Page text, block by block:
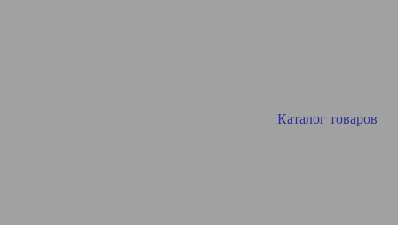
Каталог товаров